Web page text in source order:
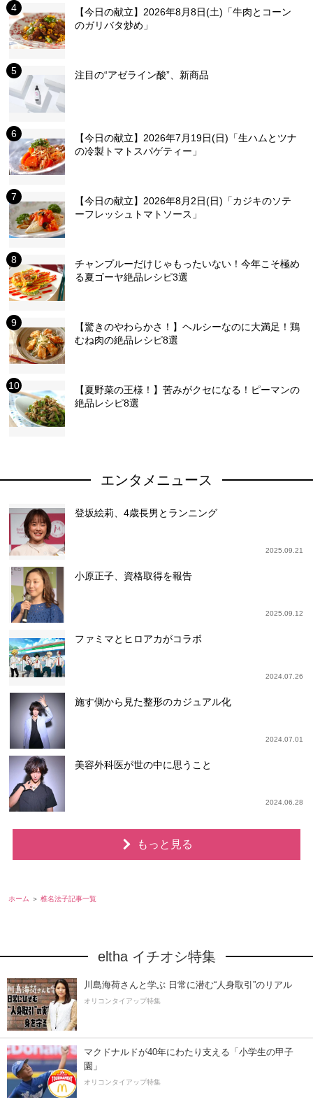
【今日の献立】2026年8月8日(土)「牛肉とコーン
のガリバタ炒め」
注目の“アゼライン酸”、新商品
【今日の献立】2026年7月19日(日)「生ハムとツナ
の冷製トマトスパゲティー」
【今日の献立】2026年8月2日(日)「カジキのソテ
ーフレッシュトマトソース」
チャンプルーだけじゃもったいない！今年こそ極め
る夏ゴーヤ絶品レシピ3選
【驚きのやわらかさ！】ヘルシーなのに大満足！鶏
むね肉の絶品レシピ8選
【夏野菜の王様！】苦みがクセになる！ピーマンの
絶品レシピ8選
エンタメニュース
登坂絵莉、4歳長男とランニング
2025.09.21
小原正子、資格取得を報告
2025.09.12
ファミマとヒロアカがコラボ
2024.07.26
施す側から見た整形のカジュアル化
2024.07.01
美容外科医が世の中に思うこと
2024.06.28
もっと見る
ホーム 椎名法子記事一覧
eltha イチオシ特集
川島海荷さんと学ぶ 日常に潜む“人身取引”のリアル
オリコンタイアップ特集
マクドナルドが40年にわたり支える「小学生の甲子
園」
オリコンタイアップ特集